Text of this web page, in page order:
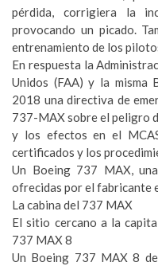
pérdida, corrigiera la
provocando un picado.
entrenamiento de los
En respuesta la
Unidos (FAA) y la misma
2018 una directiva de
737-MAX sobre el peligro
y los efectos en el
certificados y los
Un Boeing 737 MAX,
ofrecidas por el fabricante
La cabina del 737 MAX
El sitio cercano a la
737 MAX 8
Un Boeing 737 MAX 8